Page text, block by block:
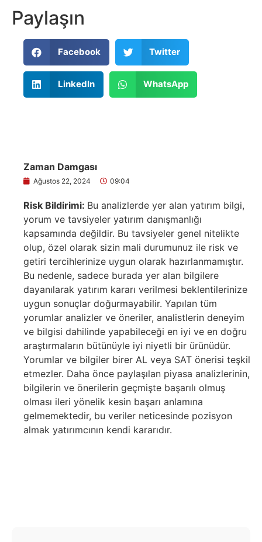
Paylaşın
Facebook Twitter
LinkedIn WhatsApp
Zaman Damgası
Ağustos 22, 2024 09:04
Risk Bildirimi: Bu analizlerde yer alan yatırım bilgi,
yorum ve tavsiyeler yatırım danışmanlığı
kapsamında değildir. Bu tavsiyeler genel nitelikte
olup, özel olarak sizin mali durumunuz ile risk ve
getiri tercihlerinize uygun olarak hazırlanmamıştır.
Bu nedenle, sadece burada yer alan bilgilere
dayanılarak yatırım kararı verilmesi beklentilerinize
uygun sonuçlar doğurmayabilir. Yapılan tüm
yorumlar analizler ve öneriler, analistlerin deneyim
ve bilgisi dahilinde yapabileceği en iyi ve en doğru
araştırmaların bütünüyle iyi niyetli bir ürünüdür.
Yorumlar ve bilgiler birer AL veya SAT önerisi teşkil
etmezler. Daha önce paylaşılan piyasa analizlerinin,
bilgilerin ve önerilerin geçmişte başarılı olmuş
olması ileri yönelik kesin başarı anlamına
gelmemektedir, bu veriler neticesinde pozisyon
almak yatırımcının kendi kararıdır.